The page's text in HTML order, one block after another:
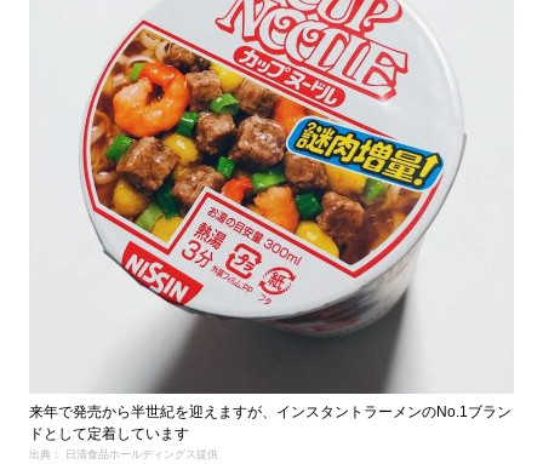
来年で発売から半世紀を迎えますが、インスタントラーメンのNo.1ブラン
ドとして定着しています
出典： 日清食品ホールディングス提供